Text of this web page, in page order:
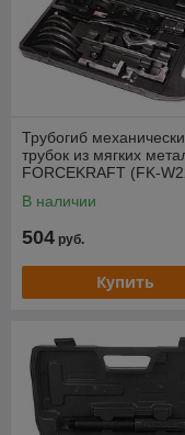
Трубогиб
трубок из мягких
FORCEKRAFT (FK-
В наличии
504 руб.
Купить